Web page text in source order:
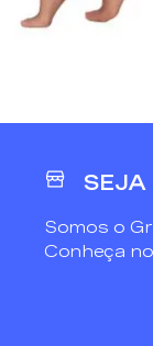
SEJA
Somos o
Conheça